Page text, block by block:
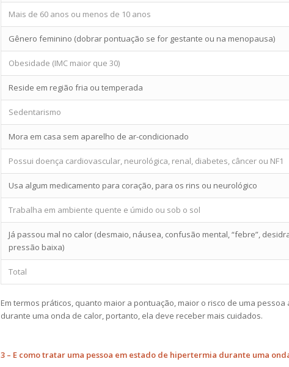
Mais de 60 anos ou menos de 10 anos
Gênero feminino (dobrar pontuação se for gestante ou na menopausa)
Obesidade (IMC maior que 30)
Reside em região fria ou temperada
Sedentarismo
Mora em casa sem aparelho de ar-condicionado
Possui doença cardiovascular, neurológica, renal, diabetes, câncer ou NF1
Usa algum medicamento para coração, para os rins ou neurológico
Trabalha em ambiente quente e úmido ou sob o sol
Já passou mal no calor (desmaio, náusea, confusão mental, “febre”,
pressão baixa)
Total
Em termos práticos, quanto maior a pontuação, maior o risco de uma
durante uma onda de calor, portanto, ela deve receber mais cuidados.
3 – E como tratar uma pessoa em estado de hipertermia durante uma